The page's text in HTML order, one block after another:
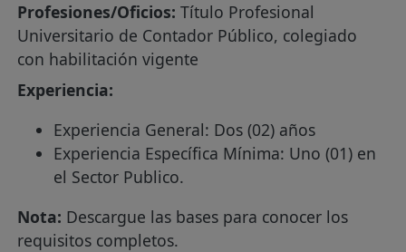
Profesiones/Oficios: Título Profesional
Universitario de Contador Público, colegiado
con habilitación vigente
Experiencia:
Experiencia General: Dos (02) años
Experiencia Específica Mínima: Uno (01) en
el Sector Publico.
Nota: Descargue las bases para conocer los
requisitos completos.